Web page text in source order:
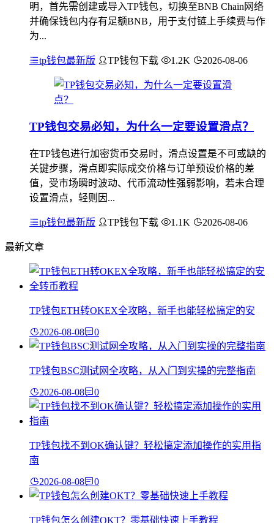
明，首先需创建或导入TP钱包，切换至BNB Chain网络
并确保钱包内存有足额BNB，用于支付链上手续费与作
为...
tp钱包最新版 TP钱包下载 1.2K 2026-08-06
TP钱包交易必知，为什么一定要设置滑点？
在TP钱包进行加密货币交易时，滑点设置是不可或缺的
关键步骤，滑点即实际成交价格与订单预设价格的差
值，受市场瞬时波动、代币流动性强弱影响，若未合理
设置滑点，轻则因...
tp钱包最新版 TP钱包下载 1.1K 2026-08-06
最新文章
TP钱包ETH转OKEX全攻略，新手也能轻松搞定的安
2026-08-08 0
TP钱包BSC测试网全攻略，从入门到实操的完整指南
2026-08-08 0
TP钱包找不到OK确认键？轻松搞定添加操作的实用指
南
2026-08-08 0
TP钱包怎么创建OKT？零基础快速上手教程